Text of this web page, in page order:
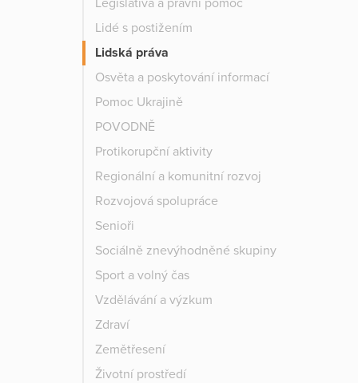
Legislativa a právní pomoc
Lidé s postižením
Lidská práva
Osvěta a poskytování informací
Pomoc Ukrajině
POVODNĚ
Protikorupční aktivity
Regionální a komunitní rozvoj
Rozvojová spolupráce
Senioři
Sociálně znevýhodněné skupiny
Sport a volný čas
Vzdělávání a výzkum
Zdraví
Zemětřesení
Životní prostředí